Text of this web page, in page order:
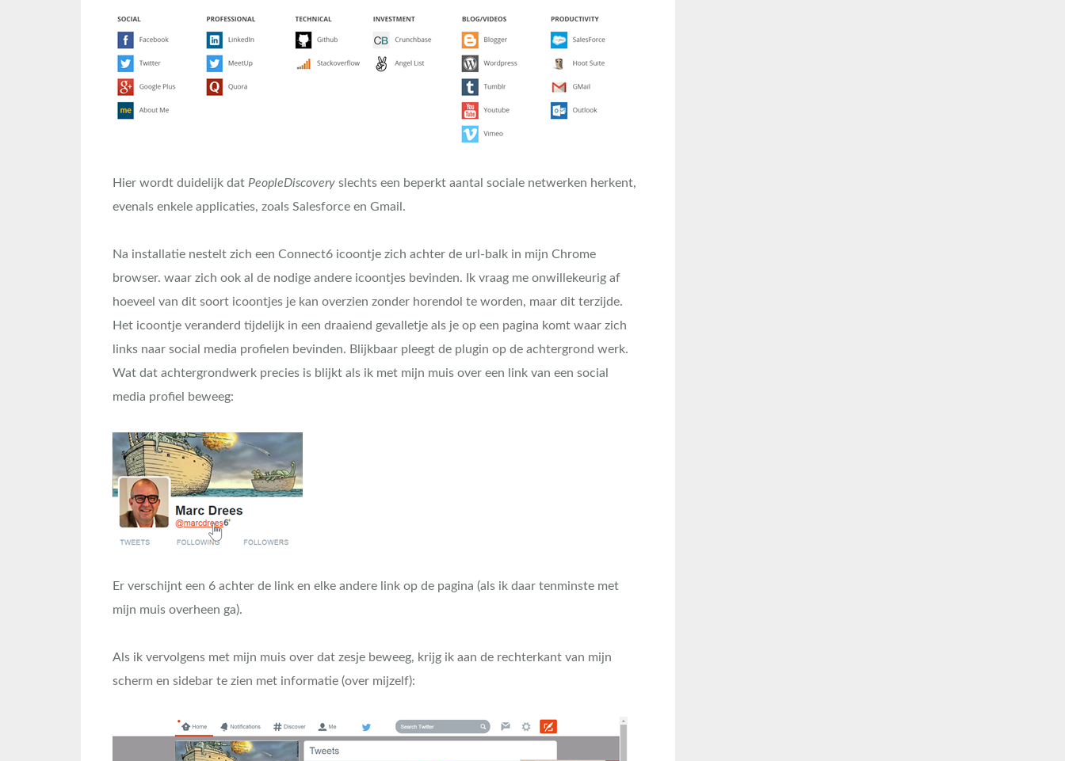
Hier wordt duidelijk dat PeopleDiscovery slechts een beperkt aantal sociale netwerken herkent,
evenals enkele applicaties, zoals Salesforce en Gmail.
Na installatie nestelt zich een Connect6 icoontje zich achter de url-balk in mijn Chrome
browser. waar zich ook al de nodige andere icoontjes bevinden. Ik vraag me onwillekeurig af
hoeveel van dit soort icoontjes je kan overzien zonder horendol te worden, maar dit terzijde.
Het icoontje veranderd tijdelijk in een draaiend gevalletje als je op een pagina komt waar zich
links naar social media profielen bevinden. Blijkbaar pleegt de plugin op de achtergrond werk.
Wat dat achtergrondwerk precies is blijkt als ik met mijn muis over een link van een social
media profiel beweeg:
Er verschijnt een 6 achter de link en elke andere link op de pagina (als ik daar tenminste met
mijn muis overheen ga).
Als ik vervolgens met mijn muis over dat zesje beweeg, krijg ik aan de rechterkant van mijn
scherm en sidebar te zien met informatie (over mijzelf):